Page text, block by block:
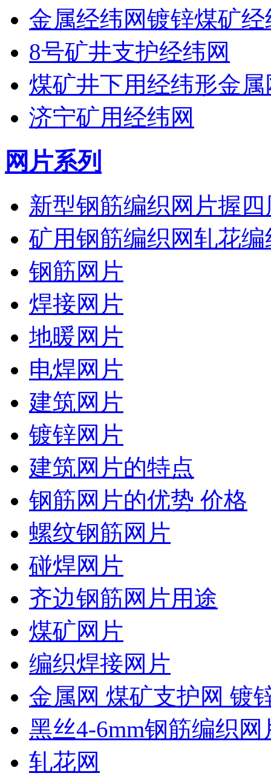
金属经纬网镀锌煤矿
8号矿井支护经纬网
煤矿井下用经纬形金属
济宁矿用经纬网
网片系列
新型钢筋编织网片握四
矿用钢筋编织网轧花
钢筋网片
焊接网片
地暖网片
电焊网片
建筑网片
镀锌网片
建筑网片的特点
钢筋网片的优势 价格
螺纹钢筋网片
碰焊网片
齐边钢筋网片用途
煤矿网片
编织焊接网片
金属网 煤矿支护网 镀
黑丝4-6mm钢筋编织
轧花网